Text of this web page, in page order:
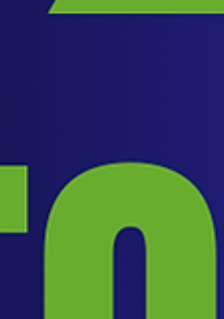
#ev #evcharger